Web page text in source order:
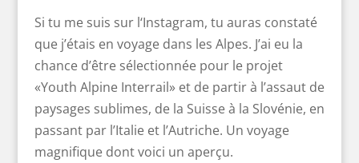
Si tu me suis sur l‘Instagram, tu auras constaté
que j’étais en voyage dans les Alpes. J’ai eu la
chance d’être sélectionnée pour le projet
«Youth Alpine Interrail» et de partir à l’assaut de
paysages sublimes, de la Suisse à la Slovénie, en
passant par l’Italie et l’Autriche. Un voyage
magnifique dont voici un aperçu.